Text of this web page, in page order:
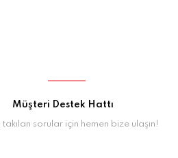
Müşteri Destek Hattı
takılan sorular için hemen bize ulaşın!